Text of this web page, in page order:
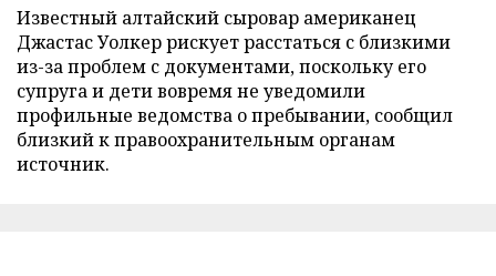
Известный алтайский сыровар американец
Джастас Уолкер рискует расстаться с близкими
из-за проблем с документами, поскольку его
супруга и дети вовремя не уведомили
профильные ведомства о пребывании, сообщил
близкий к правоохранительным органам
источник.